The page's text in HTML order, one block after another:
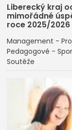
Liberecký kraj
mimořádné
roce 2025/2026
Management -
Pedagogové -
Soutěže